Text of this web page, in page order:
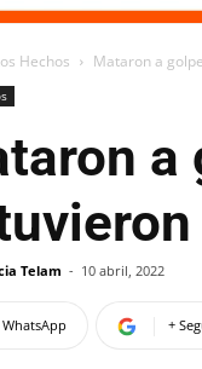
Hechos Mataron a
a
Telam - 10 abril, 2022
WhatsApp +